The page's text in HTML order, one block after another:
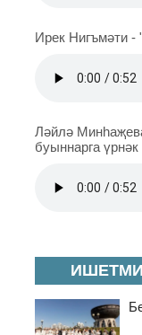
Ирек Нигъмәти -
Ләйлә
буыннарга